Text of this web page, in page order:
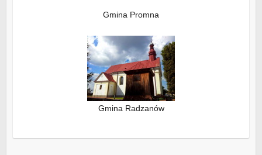
Gmina Promna
Gmina Radzanów